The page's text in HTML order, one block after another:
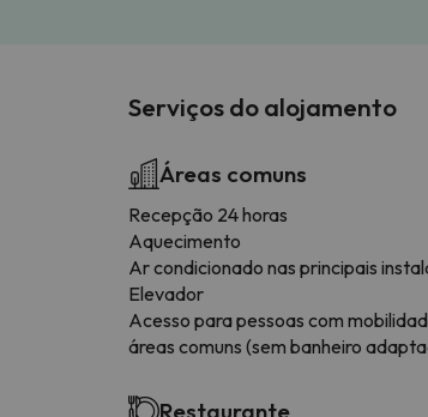
Serviços do alojamento
Áreas comuns
Recepção 24 horas
Aquecimento
Ar condicionado nas principais
Elevador
Acesso para pessoas com
áreas comuns (sem banheiro